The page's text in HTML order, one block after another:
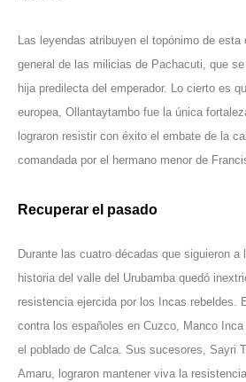
Las leyendas atribuyen el topónimo de
general de las milicias de Pachacuti, que
hija predilecta del emperador. Lo cierto es
europea, Ollantaytambo fue la única
lograron resistir con éxito el embate de la
comandada por el hermano menor de
Recuperar el pasado
Durante las cuatro décadas que siguieron
historia del valle del Urubamba quedó
resistencia ejercida por los Incas rebeldes.
contra los españoles en Cuzco, Manco
el poblado de Calca. Sus sucesores, Sayri
Amaru, lograron mantener viva la